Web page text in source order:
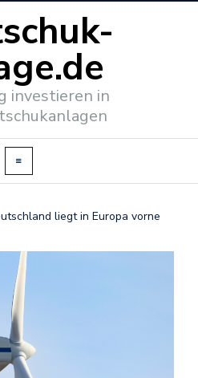
investieren in
liegt in Europa vorne